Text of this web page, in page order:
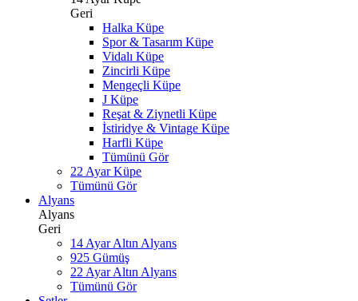
Geri
Halka Küpe
Spor & Tasarım Küpe
Vidalı Küpe
Zincirli Küpe
Mengeçli Küpe
J Küpe
Reşat & Ziynetli Küpe
İstiridye & Vintage Küpe
Harfli Küpe
Tümünü Gör
22 Ayar Küpe
Tümünü Gör
Alyans
Alyans
Geri
14 Ayar Altın Alyans
925 Gümüş
22 Ayar Altın Alyans
Tümünü Gör